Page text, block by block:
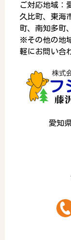
ご対応地域：
久比町、東海
町、南知多町
※その他の地
軽にお問い合
愛知